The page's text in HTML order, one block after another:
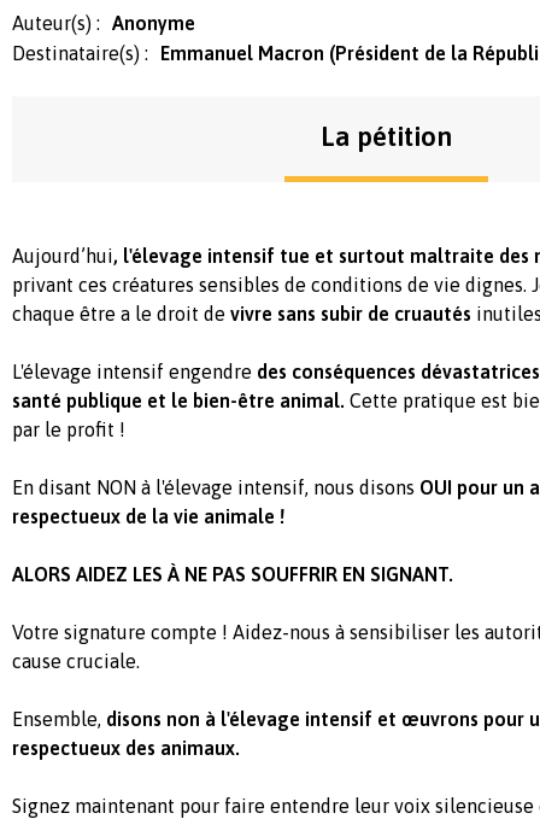
Auteur(s) :
Anonyme
Destinataire(s) :
Emmanuel Macron (Président de la
La pétition
Aujourd’hui, l'élevage intensif tue et surtout maltraite des
privant ces créatures sensibles de conditions de vie dignes.
chaque être a le droit de vivre sans subir de cruautés
L'élevage intensif engendre des conséquences
santé publique et le bien-être animal. Cette pratique est
par le profit !
En disant NON à l'élevage intensif, nous disons OUI pour un
respectueux de la vie animale !
ALORS AIDEZ LES À NE PAS SOUFFRIR EN SIGNANT.
Votre signature compte ! Aidez-nous à sensibiliser les
cause cruciale.
Ensemble, disons non à l'élevage intensif et œuvrons pour
respectueux des animaux.
Signez maintenant pour faire entendre leur voix